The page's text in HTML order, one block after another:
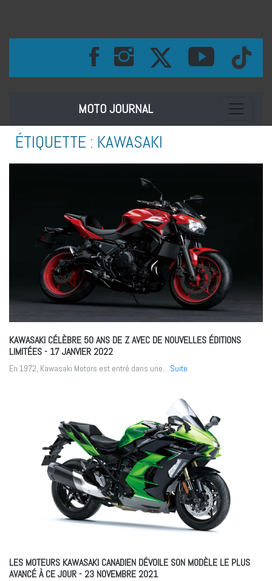
MOTO JOURNAL Toggle
ÉTIQUETTE : KAWASAKI
KAWASAKI CÉLÈBRE 50 ANS DE Z AVEC DE NOUVELLES ÉDITIONS
LIMITÉES- 17 JANVIER 2022
En 1972, Kawasaki Motors est entré dans une... Suite
LES MOTEURS KAWASAKI CANADIEN DÉVOILE SON MODÈLE LE PLUS
AVANCÉ À CE JOUR- 23 NOVEMBRE 2021